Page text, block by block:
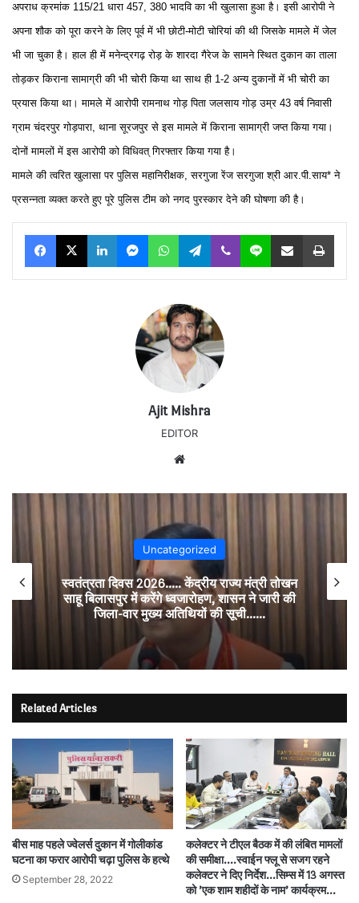
अपराध क्रमांक 115/21 धारा 457, 380 भादवि का भी खुलासा हुआ है। इसी आरोपी ने
अपना शौक को पूरा करने के लिए पूर्व में भी छोटी-मोटी चोरियां की थी जिसके मामले में जेल
भी जा चुका है। हाल ही में मनेन्द्रगढ़ रोड़ के शारदा गैरेज के सामने स्थित दुकान का ताला
तोड़कर किराना सामाग्री की भी चोरी किया था साथ ही 1-2 अन्य दुकानों में भी चोरी का
प्रयास किया था। मामले में आरोपी रामनाथ गोड़ पिता जलसाय गोड़ उम्र 43 वर्ष निवासी
ग्राम चंदरपुर गोड़पारा, थाना सूरजपुर से इस मामले में किराना सामाग्री जप्त किया गया।
दोनों मामलों में इस आरोपी को विधिवत् गिरफ्तार किया गया है।
मामले की त्वरित खुलासा पर पुलिस महानिरीक्षक, सरगुजा रेंज सरगुजा श्री आर.पी.साय* ने
प्रसन्नता व्यक्त करते हुए पूरे पुलिस टीम को नगद पुरस्कार देने की घोषणा की है।
Facebook
X LinkedInMessengerWhatsAppTelegram
Viber Line Share via Email Print
Ajit Mishra
EDITOR
Uncategorized
स्वतंत्रता दिवस 2026….. केंद्रीय राज्य मंत्री तोखन
साहू बिलासपुर में करेंगे ध्वजारोहण, शासन ने जारी की
जिला-वार मुख्य अतिथियों की सूची……
Related Articles
बीस माह पहले ज्वेलर्स दुकान में गोलीकांड
घटना का फरार आरोपी चढ़ा पुलिस के हत्थे
September 28, 2022
कलेक्टर ने टीएल बैठक में की लंबित मामलों
की समीक्षा….स्वाईन फ्लू से सजग रहने
कलेक्टर ने दिए निर्देश…सिम्स में 13 अगस्त
को ’एक शाम शहीदों के नाम’ कार्यक्रम…